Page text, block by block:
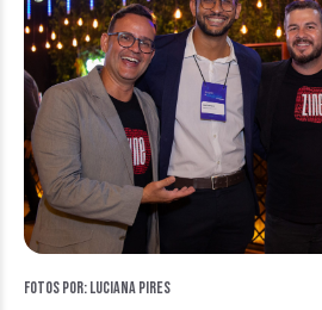
Fotos por: Luciana Pires